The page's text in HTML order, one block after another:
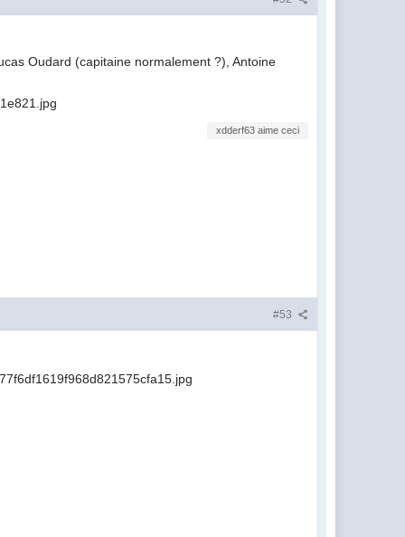
Oudard (capitaine normalement ?), Antoine
xdderf63 aime ceci
#53